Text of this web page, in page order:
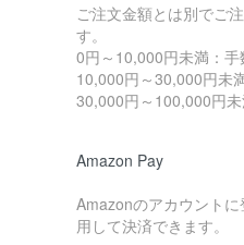
ご注文金額とは別でご
す。
0円～10,000円未満：手
10,000円～30,000円未
30,000円～100,000円
Amazon Pay
Amazonのアカウント
用して決済できます。